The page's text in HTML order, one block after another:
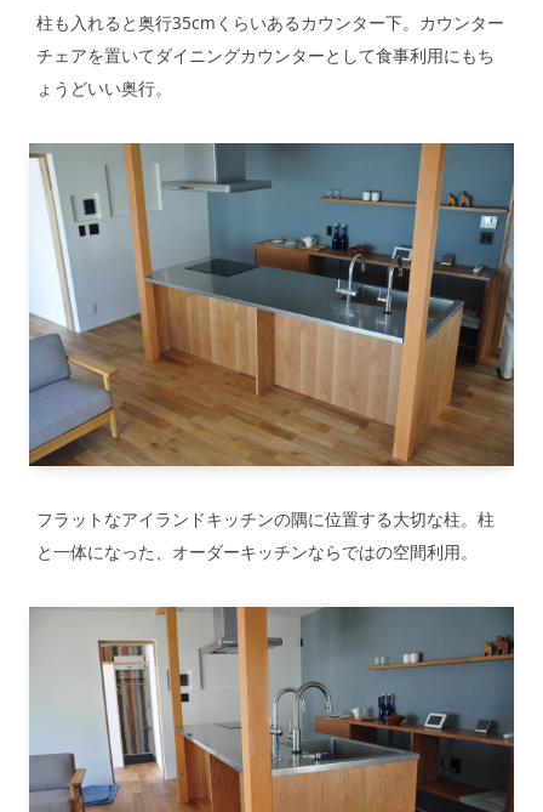
柱も入れると奥行35cmくらいあるカウンター下。カウンター
チェアを置いてダイニングカウンターとして食事利用にもち
ょうどいい奥行。
フラットなアイランドキッチンの隅に位置する大切な柱。柱
と一体になった、オーダーキッチンならではの空間利用。